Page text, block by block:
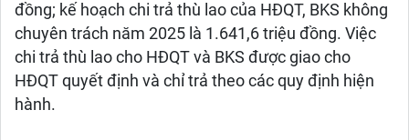
đồng; kế hoạch chi trả thù lao của HĐQT, BKS không
chuyên trách năm 2025 là 1.641,6 triệu đồng. Việc
chi trả thù lao cho HĐQT và BKS được giao cho
HĐQT quyết định và chỉ trả theo các quy định hiện
hành.